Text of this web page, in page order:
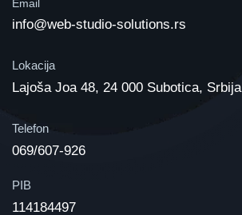
Email
info@web-studio-solutions.rs
Lokacija
Lajoša Joa 48, 24 000 Subotica, Srbija
Telefon
069/607-926
PIB
114184497